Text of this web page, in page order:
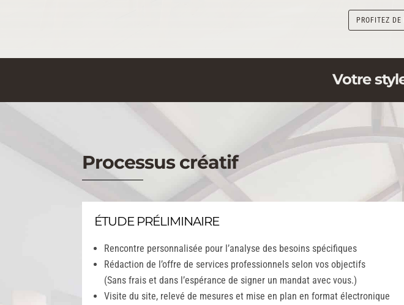
PROFITEZ DE
Votre
Processus créatif
ÉTUDE PRÉLIMINAIRE
Rencontre personnalisée pour l’analyse des besoins spécifiques
Rédaction de l’offre de services professionnels selon vos objectifs
(Sans frais et dans l’espérance de signer un mandat avec vous.)
Visite du site, relevé de mesures et mise en plan en format électronique